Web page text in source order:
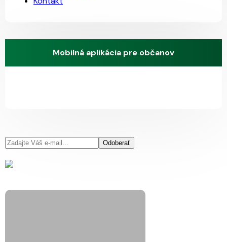
Mobilná aplikácia pre občanov
Odoberať